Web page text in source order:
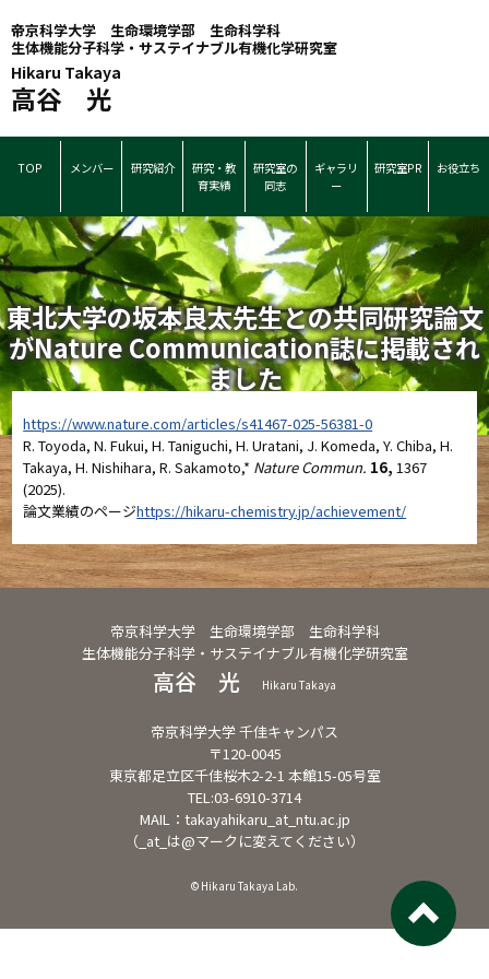
帝京科学大学 生命環境学部 生命科学科
生体機能分子科学・サステイナブル有機化学研究室
Hikaru Takaya
高谷 光
TOP メンバー 研究紹介
研究・教
育実績
研究室の
同志
ギャラリ
ー
研究室PR お役立ち
東北大学の坂本良太先生との共同研究論文
がNature Communication誌に掲載され
ました
https://www.nature.com/articles/s41467-025-56381-0
R. Toyoda, N. Fukui, H. Taniguchi, H. Uratani, J. Komeda, Y. Chiba, H.
Takaya, H. Nishihara, R. Sakamoto,* Nature Commun. 16, 1367
(2025).
論文業績のページhttps://hikaru-chemistry.jp/achievement/
帝京科学大学 生命環境学部 生命科学科
生体機能分子科学・サステイナブル有機化学研究室
高谷 光 Hikaru Takaya
帝京科学大学 千佳キャンパス
〒120-0045
東京都足立区千佳桜木2-2-1 本館15-05号室
TEL:03-6910-3714
MAIL：takayahikaru_at_ntu.ac.jp
（_at_は@マークに変えてください）
© Hikaru Takaya Lab.